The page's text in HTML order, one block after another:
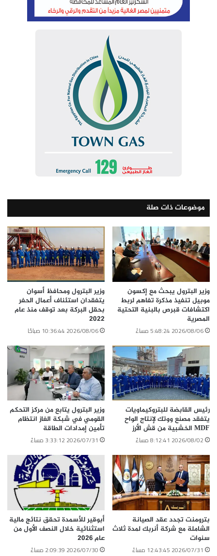
موضوعات ذات صلة
وزير البترول يبحث مع إكسون
موبيل تنفيذ مذكرة تفاهم لربط
اكتشافات قبرص بالبنية التحتية
المصرية
2026/08/06 5:48:24 مساءً
وزير البترول ومحافظ أسوان
يتفقدان استئناف أعمال الحفر
بحقل البركة بعد توقف منذ عام
2022
2026/08/06 10:36:44 صباحًا
رئيس القابضة للبتروكيماويات
يتفقد مصنع ووتك لإنتاج الواح
MDF الخشبية من قش الأرز
2026/08/02 8:12:41 مساءً
وزير البترول يتابع من مركز التحكم
القومي في شبكة الغاز انتظام
تأمين إمدادات الطاقة
2026/07/31 3:33:12 مساءً
بترومنت تجدد عقد الصيانة
الشاملة مع شركة أنربك لمدة ثلاث
سنوات
2026/07/31 12:43:45 مساءً
أبوقير للأسمدة تحقق نتائج مالية
استثنائية خلال النصف الأول من
عام 2026
2026/07/30 2:09:39 مساءً